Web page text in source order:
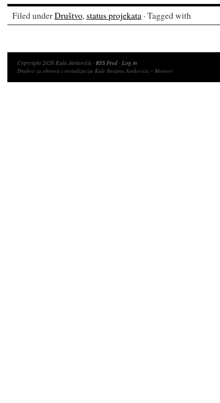
Filed underDruštvo, status projekata · Tagged with
Copyright 2026 Kula Jankovića · RSS Feed· Log in
Društvo za obnovu i revitalizaciju Kule Stojana Jankovića – Mostovi